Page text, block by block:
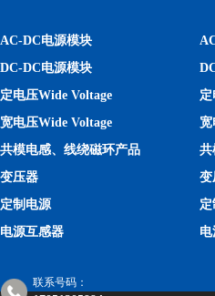
AC-DC电源模块
DC-DC电源模块
定电压Wide Voltage
宽电压Wide Voltage
共模电感、线绕磁环产品
变压器
定制电源
电源互感器
定
宽
共
变
联系号码：